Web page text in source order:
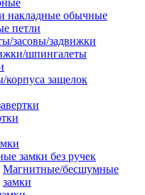
накладные обычные
петли
засовы/задвижки
шпингалеты
защелок
замки без ручек
Магнитные/бесшумные
замки